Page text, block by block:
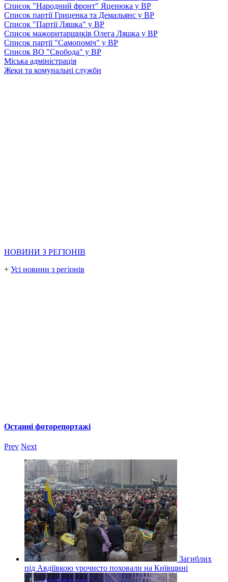
Список "Народний фронт" Яценюка у ВР
Список партії Гриценка та Демальянс у ВР
Список "Партії Ляшка" у ВР
Список мажоритарщиків Олега Ляшка у ВР
Список партії "Самопоміч" у ВР
Список ВО "Свобода" у ВР
Міська адміністрація
Жеки та комунальні служби
НОВИНИ З РЕГІОНІВ
+ Усі новини з регіонів
Останні фоторепортажі
Prev Next
Загиблих
під Авдіївкою урочисто поховали на Київщині